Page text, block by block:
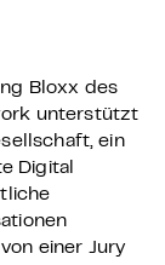
Bloxx des
unterstützt
ein
Digital
einer Jury